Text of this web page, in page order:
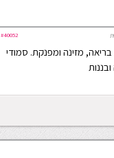
#40052
מזינה ומפנקת. סמודי